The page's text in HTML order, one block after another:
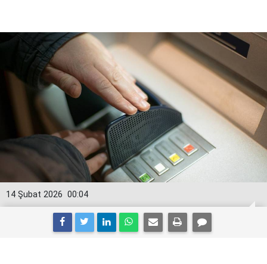
00:04
14 Şubat 2026